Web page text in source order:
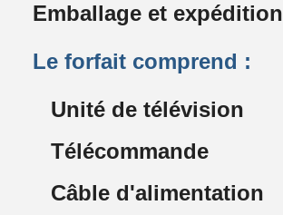
Emballage et expédition
Le forfait comprend :
Unité de télévision
Télécommande
Câble d'alimentation